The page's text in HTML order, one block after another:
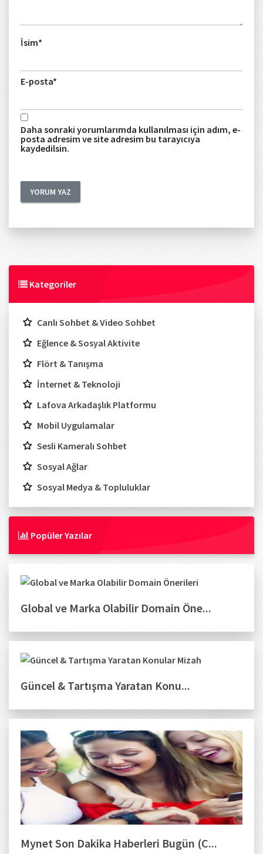
İsim*
E-posta*
Daha sonraki yorumlarımda kullanılması için adım, e-
posta adresim ve site adresim bu tarayıcıya
kaydedilsin.
Kategoriler
Canlı Sohbet & Video Sohbet
Eğlence & Sosyal Aktivite
Flört & Tanışma
İnternet & Teknoloji
Lafova Arkadaşlık Platformu
Mobil Uygulamalar
Sesli Kameralı Sohbet
Sosyal Ağlar
Sosyal Medya & Topluluklar
Popüler Yazılar
Global ve Marka Olabilir Domain Öne...
Güncel & Tartışma Yaratan Konu...
Mynet Son Dakika Haberleri Bugün (C...